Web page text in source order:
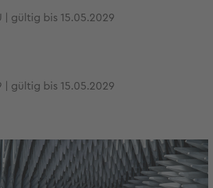
| gültig bis 15.05.2029
| gültig bis 15.05.2029